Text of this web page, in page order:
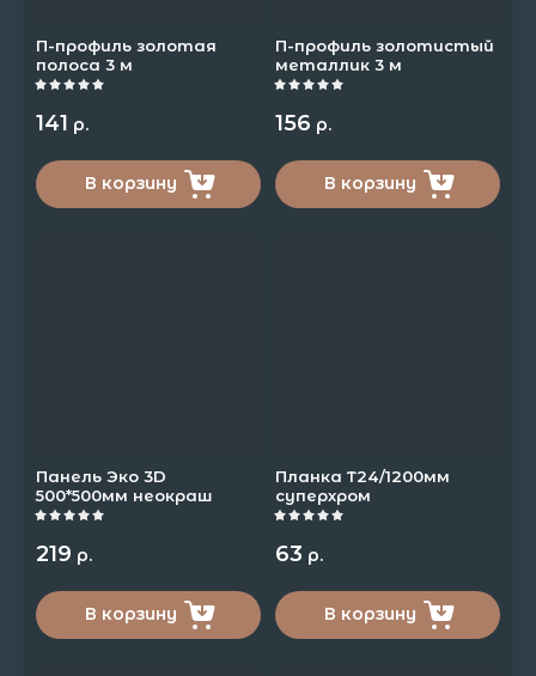
П-профиль золотая
полоса 3 м
141 р.
В корзину
П-профиль золотистый
металлик 3 м
156 р.
В корзину
Панель Эко 3D
500*500мм неокраш
219 р.
В корзину
Планка Т24/1200мм
суперхром
63 р.
В корзину